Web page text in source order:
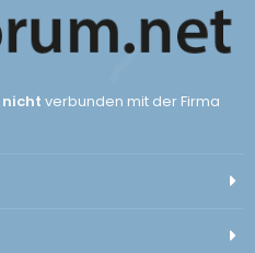
nicht verbunden mit der Firma